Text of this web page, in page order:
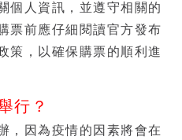
個人資訊，並遵守相關的
票前應仔細閱讀官方發布
策，以確保購票的順利進
行？
，因為疫情的因素將會在